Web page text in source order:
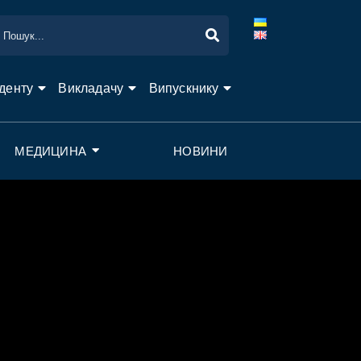
Викладачу Випускнику
МЕДИЦИНА НОВИНИ